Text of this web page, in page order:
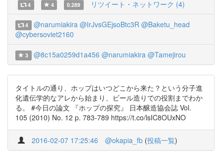
4 4 0.289 リツイート・ネットワーク (4)
4 @narumiakira @IrJvsGEjsoBtc3R @Baketu_head
@cybersoviet2160
3 @8c15a0259d1a456 @narumiakira @Tamejirou
タイトルの通り、ホップはいつどこから来た？という分子進
化遺伝学的なアレから始まり、ビール造りでの役割までわか
る。 #今日の論文 『ホップの探究』 日本醸造協会誌 Vol.
105 (2010) No. 12 p. 783-789 https://t.co/lsIC8OUxNO
2016-02-07 17:25:46 @okapia_fb (投稿一覧)